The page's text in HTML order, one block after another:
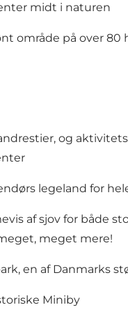
midt i naturen
område på over
og
legeland for
af sjov for både
meget mere!
en af Danmarks
Miniby